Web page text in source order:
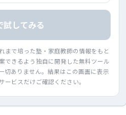
試してみる
まで培った塾・家庭教師の情報をもと
できるよう独自に開発した無料ツール
切ありません。結果はこの画面に表示
ービスだけご確認ください。